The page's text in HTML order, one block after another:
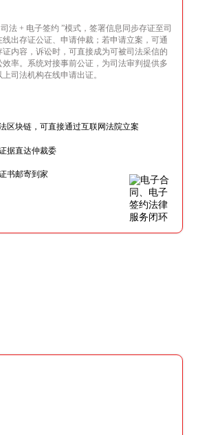
法 + 电子签约 ”模式，签署信息同步存证至司
出存证公证、申请仲裁；若申请立案，可通
内容，诉讼时，可直接成为可被司法采信的
率。系统对接事前公证，为司法审判提供多
司法机构在线申请出证。
区块链，可直接通过互联网法院立案
据直达仲裁委
书邮寄到家